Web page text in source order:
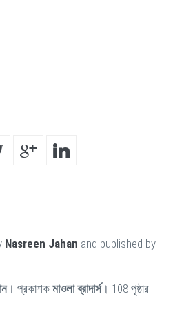
Nasreen Jahan and published by
। প্রকাশক মাওলা ব্রাদার্স। 108 পৃষ্ঠার